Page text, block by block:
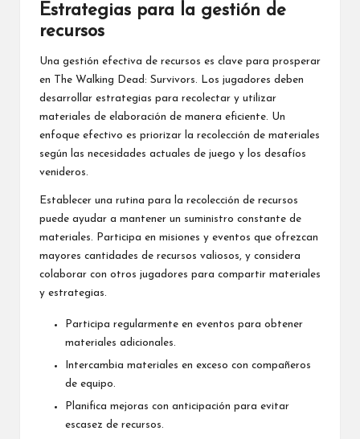
Estrategias para la gestión de
recursos
Una gestión efectiva de recursos es clave para prosperar
en The Walking Dead: Survivors. Los jugadores deben
desarrollar estrategias para recolectar y utilizar
materiales de elaboración de manera eficiente. Un
enfoque efectivo es priorizar la recolección de materiales
según las necesidades actuales de juego y los desafíos
venideros.
Establecer una rutina para la recolección de recursos
puede ayudar a mantener un suministro constante de
materiales. Participa en misiones y eventos que ofrezcan
mayores cantidades de recursos valiosos, y considera
colaborar con otros jugadores para compartir materiales
y estrategias.
Participa regularmente en eventos para obtener
materiales adicionales.
Intercambia materiales en exceso con compañeros
de equipo.
Planifica mejoras con anticipación para evitar
escasez de recursos.